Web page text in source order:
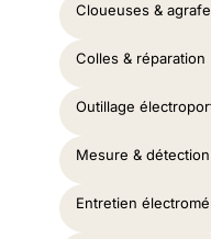
Cloueuses &
Colles & réparation
Outillage
Mesure & détection
Entretien